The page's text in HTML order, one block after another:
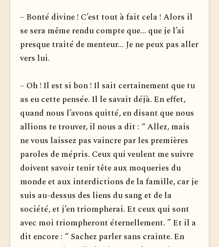
– Bonté divine ! C’est tout à fait cela ! Alors il
se sera même rendu compte que... que je l’ai
presque traité de menteur... Je ne peux pas aller
vers lui.
– Oh ! Il est si bon ! Il sait certainement que tu
as eu cette pensée. Il le savait déjà. En effet,
quand nous l’avons quitté, en disant que nous
allions te trouver, il nous a dit : “ Allez, mais
ne vous laissez pas vaincre par les premières
paroles de mépris. Ceux qui veulent me suivre
doivent savoir tenir tête aux moqueries du
monde et aux interdictions de la famille, car je
suis au-dessus des liens du sang et de la
société, et j’en triompherai. Et ceux qui sont
avec moi triompheront éternellement. ” Et il a
dit encore : “ Sachez parler sans crainte. En